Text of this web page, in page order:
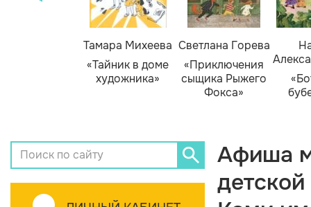
Тамара Михеева
«Тайник в доме
художника»
Светлана Горева
«Приключения
сыщика Рыжего
Фокса»
Афиша